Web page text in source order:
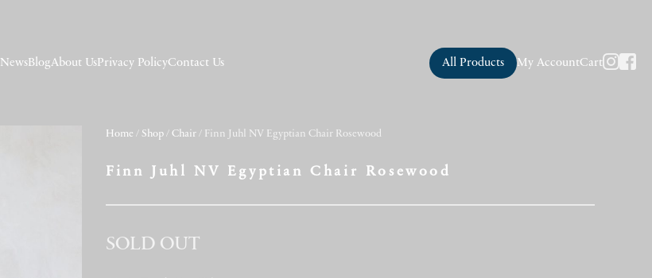
NewsBlogAbout UsPrivacy PolicyContact Us All Products My AccountCart
Home / Shop / Chair / Finn Juhl NV Egyptian Chair Rosewood
Finn Juhl NV Egyptian Chair Rosewood
SOLD OUT